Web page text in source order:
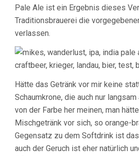
Pale Ale ist ein Ergebnis dieses
Traditionsbrauerei die
verlassen.
Hätte das Getränk vor mir keine
Schaumkrone, die auch nur
von der Farbe her meinen, man
Mischgetränk vor sich, so orange-
Gegensatz zu dem Softdrink ist
auch der Geruch ist eher natürlich